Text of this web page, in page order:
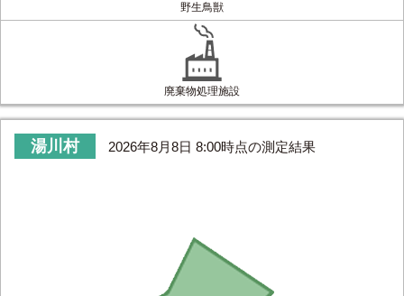
野生鳥獣
廃棄物処理施設
湯川村 2026年8月8日 8:00時点の測定結果